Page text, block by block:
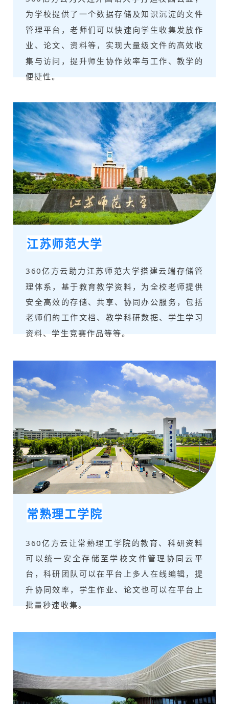
为学校提供了一个数据存储及知识沉淀的文件
管理平台，老师们可以快速向学生收集发放作
业、论文、资料等，实现大量级文件的高效收
集与访问，提升师生协作效率与工作、教学的
便捷性。
江苏师范大学
360亿方云助力江苏师范大学搭建云端存储管
理体系，基于教育教学资料，为全校老师提供
安全高效的存储、共享、协同办公服务，包括
老师们的工作文档、教学科研数据、学生学习
资料、学生竞赛作品等等。
常熟理工学院
360亿方云让常熟理工学院的教育、科研资料
可以统一安全存储至学校文件管理协同云平
台，科研团队可以在平台上多人在线编辑，提
升协同效率，学生作业、论文也可以在平台上
批量秒速收集。